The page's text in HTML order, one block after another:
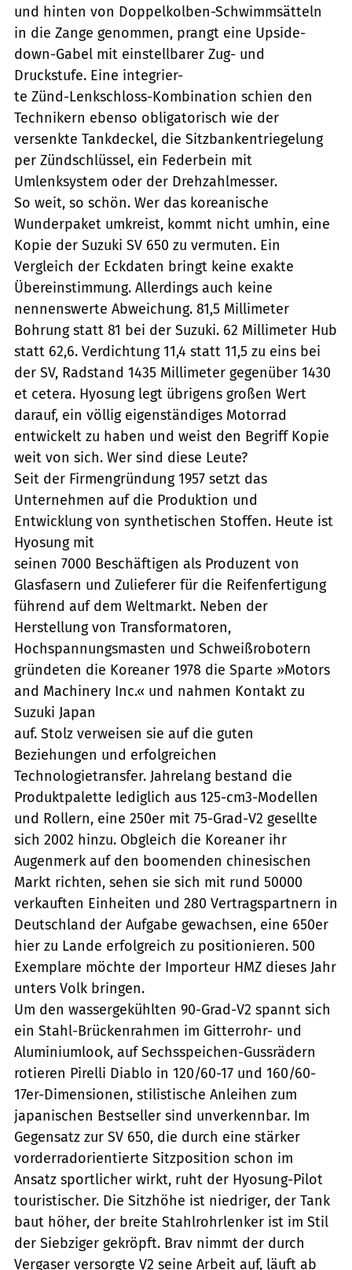
und hinten von Doppelkolben-Schwimmsätteln
in die Zange genommen, prangt eine Upside-
down-Gabel mit einstellbarer Zug- und
Druckstufe. Eine integrier-
te Zünd-Lenkschloss-Kombination schien den
Technikern ebenso obligatorisch wie der
versenkte Tankdeckel, die Sitzbankentriegelung
per Zündschlüssel, ein Federbein mit
Umlenksystem oder der Drehzahlmesser.
So weit, so schön. Wer das koreanische
Wunderpaket umkreist, kommt nicht umhin, eine
Kopie der Suzuki SV 650 zu vermuten. Ein
Vergleich der Eckdaten bringt keine exakte
Übereinstimmung. Allerdings auch keine
nennenswerte Abweichung. 81,5 Millimeter
Bohrung statt 81 bei der Suzuki. 62 Millimeter Hub
statt 62,6. Verdichtung 11,4 statt 11,5 zu eins bei
der SV, Radstand 1435 Millimeter gegenüber 1430
et cetera. Hyosung legt übrigens großen Wert
darauf, ein völlig eigenständiges Motorrad
entwickelt zu haben und weist den Begriff Kopie
weit von sich. Wer sind diese Leute?
Seit der Firmengründung 1957 setzt das
Unternehmen auf die Produktion und
Entwicklung von synthetischen Stoffen. Heute ist
Hyosung mit
seinen 7000 Beschäftigen als Produzent von
Glasfasern und Zulieferer für die Reifenfertigung
führend auf dem Weltmarkt. Neben der
Herstellung von Transformatoren,
Hochspannungsmasten und Schweißrobotern
gründeten die Koreaner 1978 die Sparte »Motors
and Machinery Inc.« und nahmen Kontakt zu
Suzuki Japan
auf. Stolz verweisen sie auf die guten
Beziehungen und erfolgreichen
Technologietransfer. Jahrelang bestand die
Produktpalette lediglich aus 125-cm3-Modellen
und Rollern, eine 250er mit 75-Grad-V2 gesellte
sich 2002 hinzu. Obgleich die Koreaner ihr
Augenmerk auf den boomenden chinesischen
Markt richten, sehen sie sich mit rund 50000
verkauften Einheiten und 280 Vertragspartnern in
Deutschland der Aufgabe gewachsen, eine 650er
hier zu Lande erfolgreich zu positionieren. 500
Exemplare möchte der Importeur HMZ dieses Jahr
unters Volk bringen.
Um den wassergekühlten 90-Grad-V2 spannt sich
ein Stahl-Brückenrahmen im Gitterrohr- und
Aluminiumlook, auf Sechsspeichen-Gussrädern
rotieren Pirelli Diablo in 120/60-17 und 160/60-
17er-Dimensionen, stilistische Anleihen zum
japanischen Bestseller sind unverkennbar. Im
Gegensatz zur SV 650, die durch eine stärker
vorderradorientierte Sitzposition schon im
Ansatz sportlicher wirkt, ruht der Hyosung-Pilot
touristischer. Die Sitzhöhe ist niedriger, der Tank
baut höher, der breite Stahlrohrlenker ist im Stil
der Siebziger gekröpft. Brav nimmt der durch
Vergaser versorgte V2 seine Arbeit auf, läuft ab